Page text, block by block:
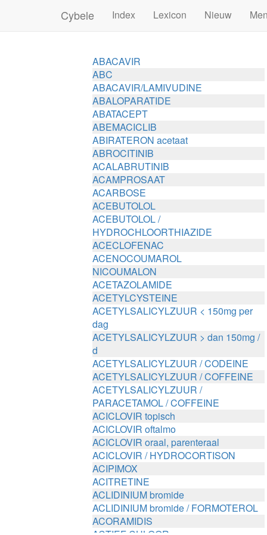
Cybele Index Lexicon Nieuw
ABACAVIR
ABC
ABACAVIR/LAMIVUDINE
ABALOPARATIDE
ABATACEPT
ABEMACICLIB
ABIRATERON acetaat
ABROCITINIB
ACALABRUTINIB
ACAMPROSAAT
ACARBOSE
ACEBUTOLOL
ACEBUTOLOL /
HYDROCHLOORTHIAZIDE
ACECLOFENAC
ACENOCOUMAROL
NICOUMALON
ACETAZOLAMIDE
ACETYLCYSTEINE
ACETYLSALICYLZUUR < 150mg per
dag
ACETYLSALICYLZUUR > dan 150mg /
d
ACETYLSALICYLZUUR / CODEINE
ACETYLSALICYLZUUR / COFFEINE
ACETYLSALICYLZUUR /
PARACETAMOL / COFFEINE
ACICLOVIR topisch
ACICLOVIR oftalmo
ACICLOVIR oraal, parenteraal
ACICLOVIR / HYDROCORTISON
ACIPIMOX
ACITRETINE
ACLIDINIUM bromide
ACLIDINIUM bromide / FORMOTEROL
ACORAMIDIS